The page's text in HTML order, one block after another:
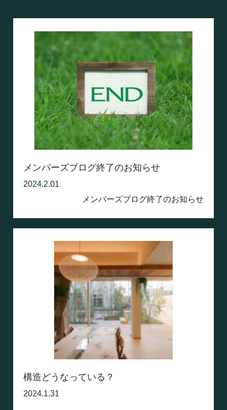
メンバーズブログ終了のお知らせ
2024.2.01
メンバーズブログ終了のお知らせ
構造どうなっている？
2024.1.31